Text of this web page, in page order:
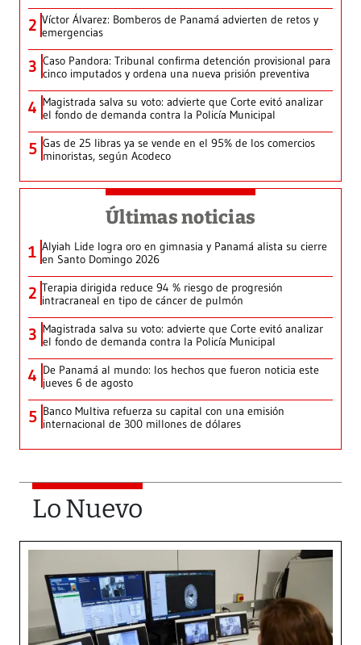
2 Víctor Álvarez: Bomberos de Panamá advierten de retos y
emergencias
3 Caso Pandora: Tribunal confirma detención provisional para
cinco imputados y ordena una nueva prisión preventiva
4 Magistrada salva su voto: advierte que Corte evitó analizar
el fondo de demanda contra la Policía Municipal
5 Gas de 25 libras ya se vende en el 95% de los comercios
minoristas, según Acodeco
Últimas noticias
1 Alyiah Lide logra oro en gimnasia y Panamá alista su cierre
en Santo Domingo 2026
2 Terapia dirigida reduce 94 % riesgo de progresión
intracraneal en tipo de cáncer de pulmón
3 Magistrada salva su voto: advierte que Corte evitó analizar
el fondo de demanda contra la Policía Municipal
4 De Panamá al mundo: los hechos que fueron noticia este
jueves 6 de agosto
5 Banco Multiva refuerza su capital con una emisión
internacional de 300 millones de dólares
Lo Nuevo